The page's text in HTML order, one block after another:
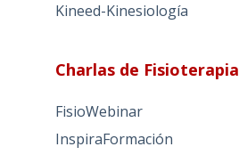
Kineed-Kinesiología
Charlas de Fisioterapia
FisioWebinar
InspiraFormación